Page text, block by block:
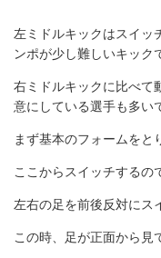
左ミドルキックはスイッ
ンポが少し難しいキック
右ミドルキックに比べて
意にしている選手も多い
まず基本のフォームをと
ここからスイッチするの
左右の足を前後反対にス
この時、足が正面から見